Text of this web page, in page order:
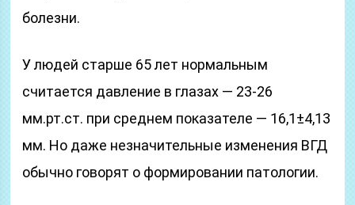
болезни.
У людей старше 65 лет нормальным
считается давление в глазах — 23-26
мм.рт.ст. при среднем показателе — 16,1±4,13
мм. Но даже незначительные изменения ВГД
обычно говорят о формировании патологии.